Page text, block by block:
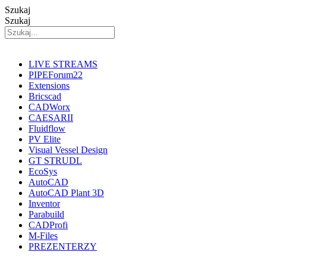
Szukaj
Szukaj
LIVE STREAMS
PIPEForum22
Extensions
Bricscad
CADWorx
CAESARII
Fluidflow
PV Elite
Visual Vessel Design
GT STRUDL
EcoSys
AutoCAD
AutoCAD Plant 3D
Inventor
Parabuild
CADProfi
M-Files
PREZENTERZY